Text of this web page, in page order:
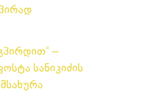
–
სანიკიძის